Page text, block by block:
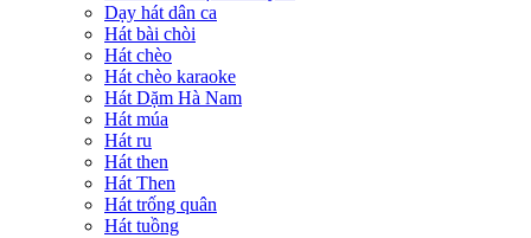
Dạy hát dân ca
Hát bài chòi
Hát chèo
Hát chèo karaoke
Hát Dặm Hà Nam
Hát múa
Hát ru
Hát then
Hát Then
Hát trống quân
Hát tuồng